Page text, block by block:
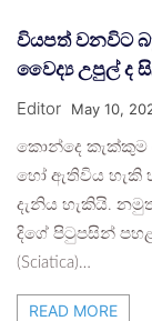
වියපත් වනවිට
වෛද්‍ය උපුල් ද
Editor May 10,
කොන්දෙ
හෝ ඇතිවිය හැකි
දැනිය හැකියි.
දිගේ පිටුපසින්
(Sciatica)…
READ MORE